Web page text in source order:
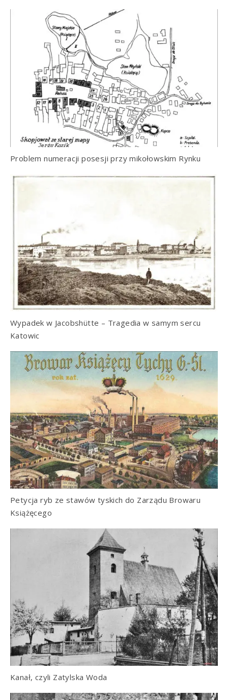
Problem numeracji posesji przy mikołowskim Rynku
Wypadek w Jacobshütte – Tragedia w samym sercu
Katowic
Petycja ryb ze stawów tyskich do Zarządu Browaru
Książęcego
Kanał, czyli Zatylska Woda